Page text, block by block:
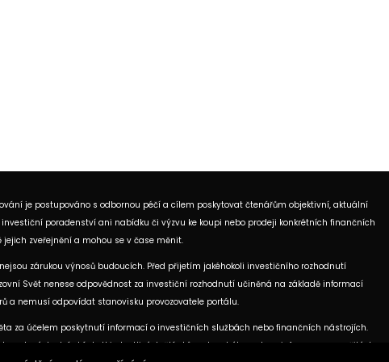
je postupováno s odbornou péčí a cílem poskytovat čtenářům objektivní, aktuální
poradenství ani nabídku či výzvu ke koupi nebo prodeji konkrétních finančních
zveřejnění a mohou se v čase měnit.
zárukou výnosů budoucích. Před přijetím jakéhokoli investičního rozhodnutí
Svět nenese odpovědnost za investiční rozhodnutí učiněná na základě informací
a nemusí odpovídat stanovisku provozovatele portálu.
za účelem poskytnutí informací o investičních službách nebo finančních nástrojích.
stránkách. U jednotlivých článků mohou být uvedeny informace o použitých